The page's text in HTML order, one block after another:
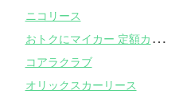
ニコリース
お
トクにマイカー 定額カルモくん
コアラクラブ
オリックスカーリース